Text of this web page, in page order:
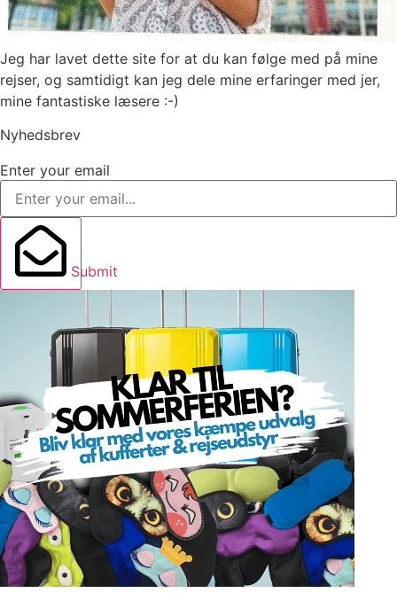
Jeg har lavet dette site for at du kan følge med på mine
rejser, og samtidigt kan jeg dele mine erfaringer med jer,
mine fantastiske læsere :-)
Nyhedsbrev
Enter your email
Submit